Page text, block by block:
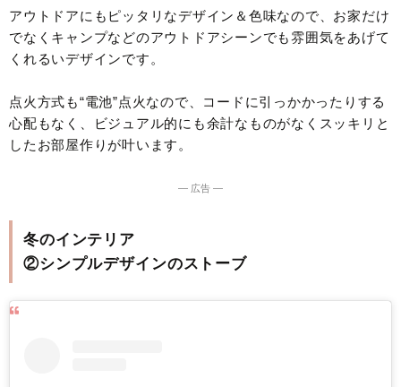
アウトドアにもピッタリなデザイン＆色味なので、お家だけ
でなくキャンプなどのアウトドアシーンでも雰囲気をあげて
くれるいデザインです。
点火方式も“電池”点火なので、コードに引っかかったりする
心配もなく、ビジュアル的にも余計なものがなくスッキリと
したお部屋作りが叶います。
― 広告 ―
冬のインテリア
②シンプルデザインのストーブ